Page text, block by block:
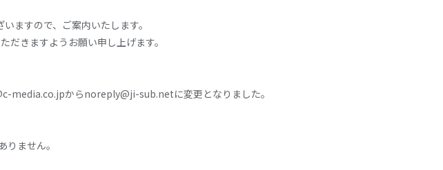
ますので、ご案内いたします。
きますようお願い申し上げます。
media.co.jpからnoreply@ji-sub.netに変更となりました。
ません。